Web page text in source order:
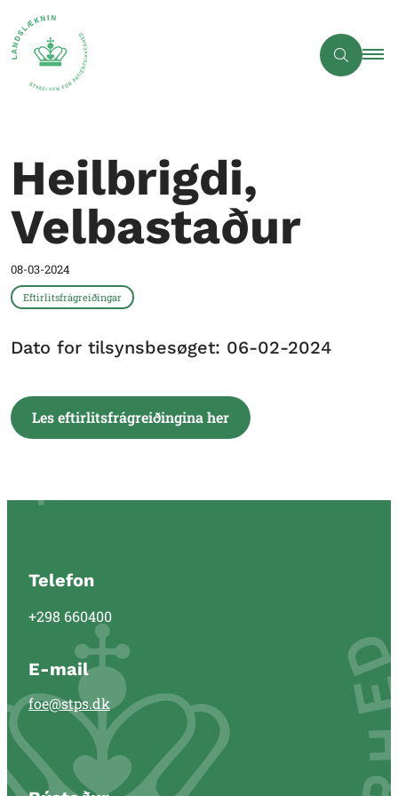
Heilbrigdi,
Velbastaður
08-03-2024
Eftirlitsfrágreiðingar
Dato for tilsynsbesøget: 06-02-2024
Les eftirlitsfrágreiðingina her
Telefon
+298 660400
E-mail
foe@stps.dk